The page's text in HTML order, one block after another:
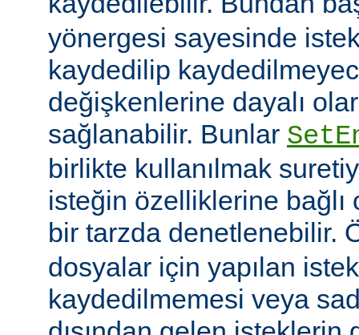
yönergesi sayesinde
kaydedilip
değişkenlerine dayalı
sağlanabilir. Bunlar
birlikte kullanılmak
isteğin özelliklerine
bir tarzda denetlenebilir.
dosyalar için yapılan
kaydedilmemesi veya